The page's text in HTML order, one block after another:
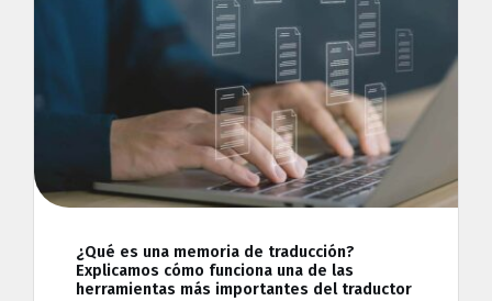
¿Qué es una memoria de traducción?
Explicamos cómo funciona una de las
herramientas más importantes del traductor